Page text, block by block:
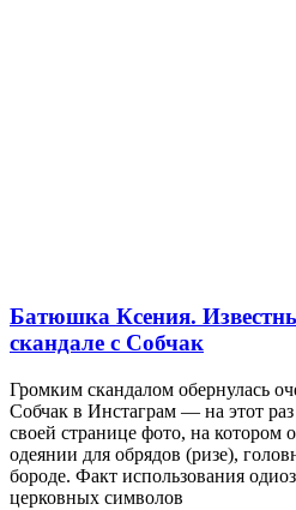
Батюшка Ксения.
скандале с Собчак
Громким скандалом обернулась
Собчак в Инстаграм — на этот
своей странице фото, на котором
одеянии для обрядов (ризе),
бороде. Факт использования
церковных символов